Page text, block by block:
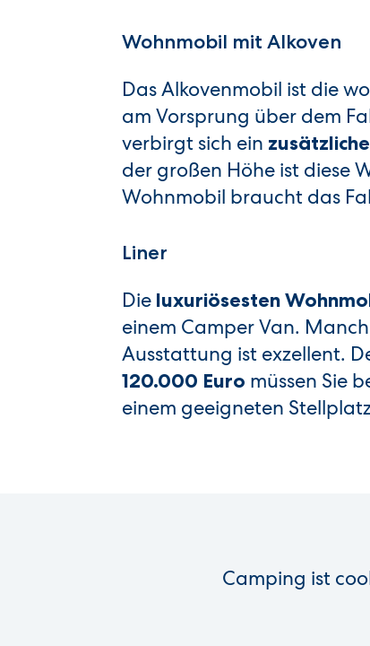
Wohnmobil mit Alkoven
Das Alkovenmobil ist die
am Vorsprung über dem
verbirgt sich ein
der großen Höhe ist diese
Wohnmobil braucht das
Liner
Die luxuriösesten
einem Camper Van.
Ausstattung ist exzellent.
120.000 Euro müssen Sie
einem geeigneten
Camping ist